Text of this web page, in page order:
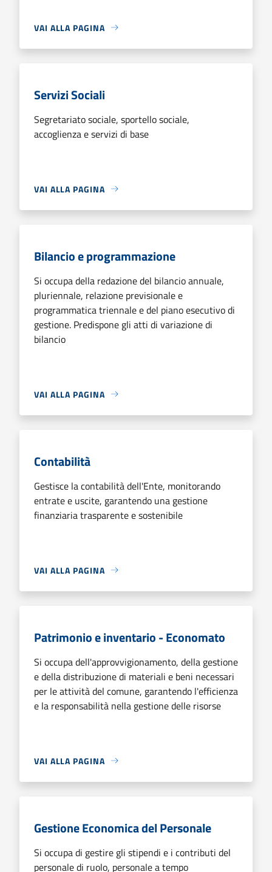
VAI ALLA PAGINA
Servizi Sociali
Segretariato sociale, sportello sociale,
accoglienza e servizi di base
VAI ALLA PAGINA
Bilancio e programmazione
Si occupa della redazione del bilancio annuale,
pluriennale, relazione previsionale e
programmatica triennale e del piano esecutivo di
gestione. Predispone gli atti di variazione di
bilancio
VAI ALLA PAGINA
Contabilità
Gestisce la contabilità dell'Ente, monitorando
entrate e uscite, garantendo una gestione
finanziaria trasparente e sostenibile
VAI ALLA PAGINA
Patrimonio e inventario - Economato
Si occupa dell'approvvigionamento, della gestione
e della distribuzione di materiali e beni necessari
per le attività del comune, garantendo l'efficienza
e la responsabilità nella gestione delle risorse
VAI ALLA PAGINA
Gestione Economica del Personale
Si occupa di gestire gli stipendi e i contributi del
personale di ruolo, personale a tempo